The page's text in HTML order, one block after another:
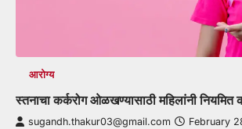
आरोग्य
स्तनाचा कर्करोग ओळखण्यासाठी महिलांनी नियमित
sugandh.thakur03@gmail.com February